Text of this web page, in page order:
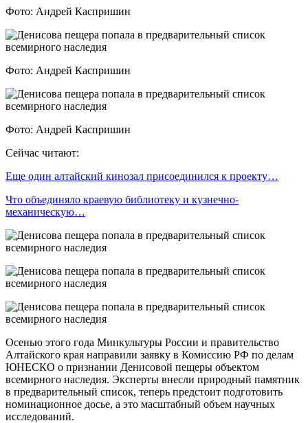
Фото: Андрей Каспришин
Фото: Андрей Каспришин
Фото: Андрей Каспришин
Сейчас читают:
Еще один алтайский кинозал присоединился к проекту…
Что объединяло краевую библиотеку и кузнечно-
механическую…
Осенью этого года Минкультуры России и правительство
Алтайского края направили заявку в Комиссию РФ по делам
ЮНЕСКО о признании Денисовой пещеры объектом
всемирного наследия. Эксперты внесли природный памятник
в предварительный список, теперь предстоит подготовить
номинационное досье, а это масштабный объем научных
исследований.